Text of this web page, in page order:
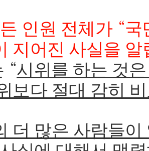
인원 전체가 “국
지어진 사실을 알
“시위를 하는 것
보다 절대 감히
더 많은 사람들